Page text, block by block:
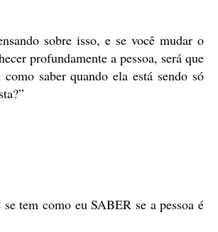
sobre isso, e se você mudar o
profundamente a pessoa, será que
saber quando ela está sendo só
se tem como eu SABER se a pessoa é